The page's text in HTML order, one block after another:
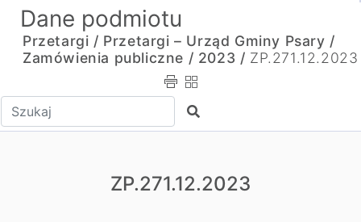
Dane podmiotu
Przetargi / Przetargi – Urząd Gminy Psary /
Zamówienia publiczne / 2023 / ZP.271.12.2023
Wpisz tekst do wyszukania Szukaj
ZP.271.12.2023